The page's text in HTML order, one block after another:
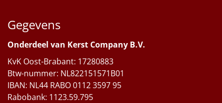
Gegevens
Onderdeel van Kerst Company B.V.
KvK Oost-Brabant: 17280883
Btw-nummer: NL822151571B01
IBAN: NL44 RABO 0112 3597 95
Rabobank: 1123.59.795